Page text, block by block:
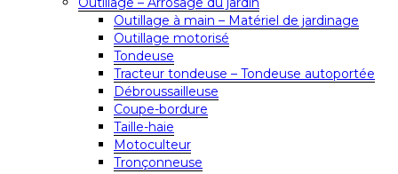
Outillage à main – Matériel de jardinage
Outillage motorisé
Tondeuse
Tracteur tondeuse – Tondeuse autoportée
Débroussailleuse
Coupe-bordure
Taille-haie
Motoculteur
Tronçonneuse